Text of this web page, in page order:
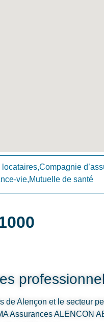
vie,Mutuelle de santé
de Alençon et le secteur
Assurances ALENCON